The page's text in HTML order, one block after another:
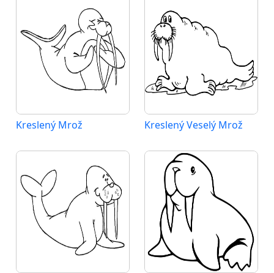
Kreslený Mrož Kreslený Veselý Mrož